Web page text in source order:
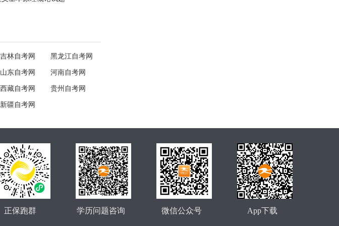
吉林自考网 黑龙江自考网
山东自考网 河南自考网
西藏自考网 贵州自考网
新疆自考网
App下载
微信公众号
学历问题咨询
正保跑群